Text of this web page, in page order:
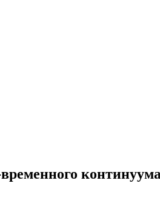
континуума